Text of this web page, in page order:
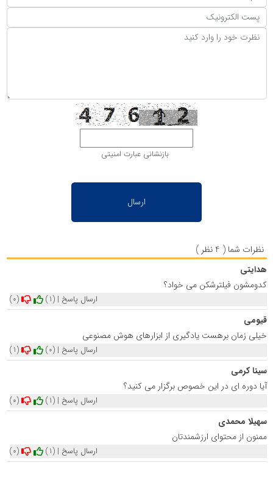
بازنشانی عبارت امنیتی
نظرات شما ( 4 نظر )
هدایتی
کدومشون فیلترشکن می خواد؟
(1)
(0) ارسال پاسخ |
قیومی
خیلی زمان برهست یادگیری از ابزارهای هوش مصنوعی
(0)
(1) ارسال پاسخ |
سینا کرمی
آیا دوره ای در این خصوص برگزار می کنید؟
(1)
(0) ارسال پاسخ |
سهیلا محمدی
ممنون از محتوای ارزشمندتان
(1)
(0) ارسال پاسخ |